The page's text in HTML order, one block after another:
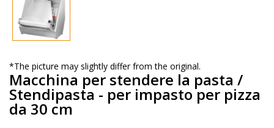
*The picture may slightly differ from the original.
Macchina per stendere la pasta /
Stendipasta - per impasto per pizza
da 30 cm